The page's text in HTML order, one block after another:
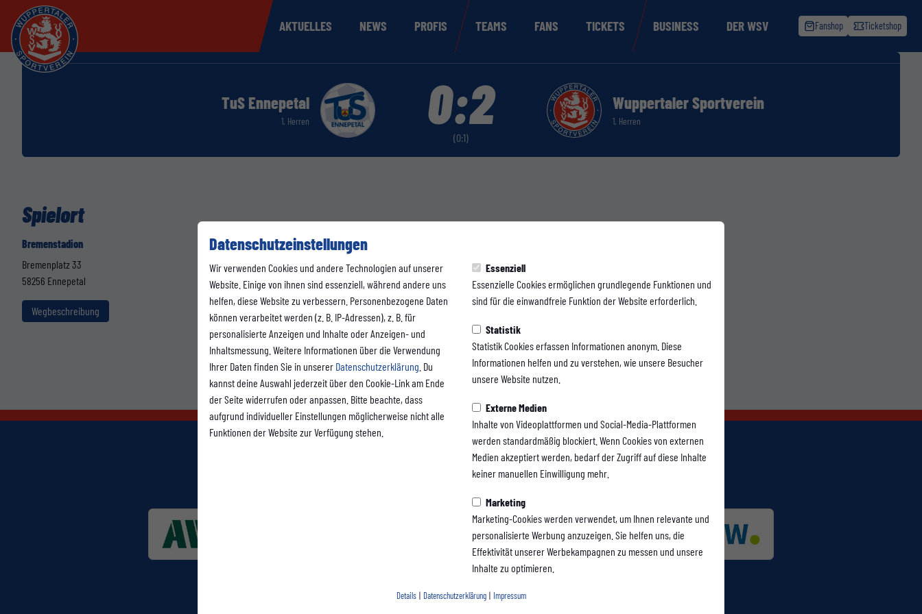
Datenschutzeinstellungen
Wir verwenden Cookies und andere Technologien auf unserer
Website. Einige von ihnen sind essenziell, während andere uns
helfen, diese Website zu verbessern. Personenbezogene Daten
können verarbeitet werden (z. B. IP-Adressen), z. B. für
personalisierte Anzeigen und Inhalte oder Anzeigen- und
Inhaltsmessung. Weitere Informationen über die Verwendung
Ihrer Daten finden Sie in unserer Datenschutzerklärung . Du
kannst deine Auswahl jederzeit über den Cookie-Link am Ende
der Seite widerrufen oder anpassen. Bitte beachte, dass
aufgrund individueller Einstellungen möglicherweise nicht alle
Funktionen der Website zur Verfügung stehen.
Essenziell
Essenzielle Cookies ermöglichen grundlegende Funktionen und
sind für die einwandfreie Funktion der Website erforderlich.
Statistik
Statistik Cookies erfassen Informationen anonym. Diese
Informationen helfen und zu verstehen, wie unsere Besucher
unsere Website nutzen.
Externe Medien
Inhalte von Videoplattformen und Social-Media-Plattformen
werden standardmäßig blockiert. Wenn Cookies von externen
Medien akzeptiert werden, bedarf der Zugriff auf diese Inhalte
keiner manuellen Einwilligung mehr.
Marketing
Marketing-Cookies werden verwendet, um Ihnen relevante und
personalisierte Werbung anzuzeigen. Sie helfen uns, die
Effektivität unserer Werbekampagnen zu messen und unsere
Inhalte zu optimieren.
Details | Datenschutzerklärung | Impressum
AKTUELLES NEWS PROFIS TEAMS FANS TICKETS BUSINESS DER WSV Fanshop Ticketshop
TuS Ennepetal
1. Herren 0:2
(0:1)
Wuppertaler Sportverein
1. Herren
Spielort
Bremenstadion
Bremenplatz 33
58256 Ennepetal
Wegbeschreibung